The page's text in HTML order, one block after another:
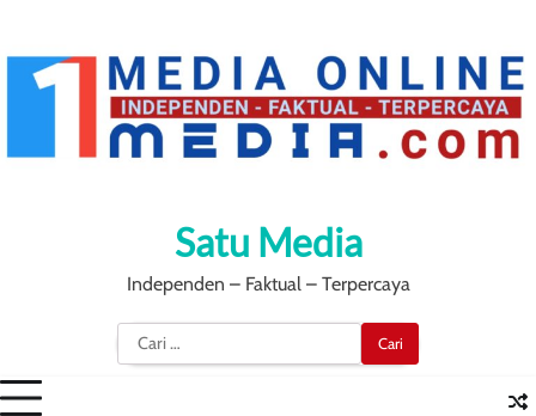
content
Satu Media
Independen – Faktual – Terpercaya
Cari
untuk: